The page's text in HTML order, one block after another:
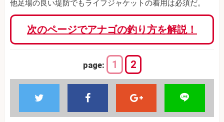
他足場の良い堤防でもライフジャケットの着用は必須だ。
次のページでアナゴの釣り方を解説！
page: 1 2